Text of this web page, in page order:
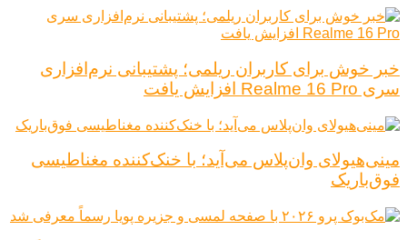
خبر خوش برای کاربران ریلمی؛ پشتیبانی نرم‌افزاری
سری Realme 16 Pro افزایش یافت
مینی‌هیولای وان‌پلاس می‌آید؛ با خنک‌کننده مغناطیسی
فوق‌باریک